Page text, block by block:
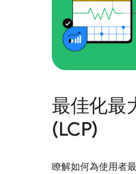
最佳化最
(LCP)
瞭解如何為使用者